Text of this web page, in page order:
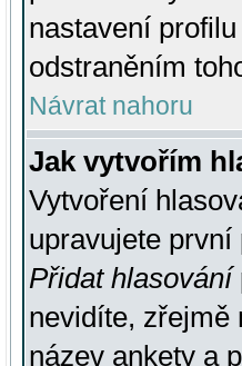
nastavení
odstraněním
Návrat nahoru
Jak vytvořím
Vytvoření
upravujete
Přidat hlasování
nevidíte, zřejmě
název ankety a